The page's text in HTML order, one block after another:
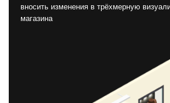
вносить изменения в трёхмерную
магазина